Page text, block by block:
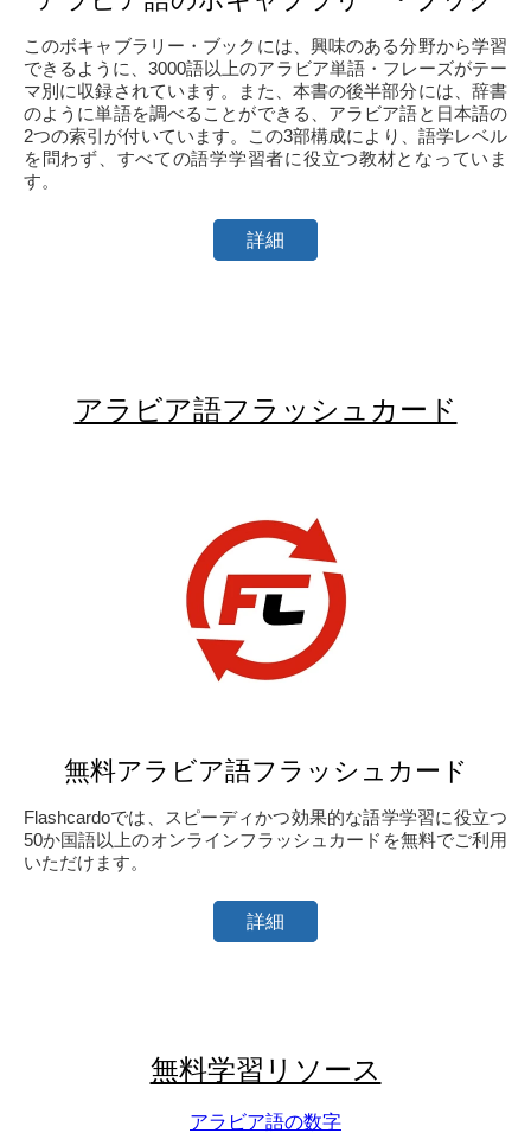
このボキャブラリー・ブックには、興味のある分野から学習
できるように、3000語以上のアラビア単語・フレーズがテー
マ別に収録されています。また、本書の後半部分には、辞書
のように単語を調べることができる、アラビア語と日本語の
2つの索引が付いています。この3部構成により、語学レベル
を問わず、すべての語学学習者に役立つ教材となっていま
す。
詳細
アラビア語フラッシュカード
無料アラビア語フラッシュカード
Flashcardoでは、スピーディかつ効果的な語学学習に役立つ
50か国語以上のオンラインフラッシュカードを無料でご利用
いただけます。
詳細
無料学習リソース
アラビア語の数字